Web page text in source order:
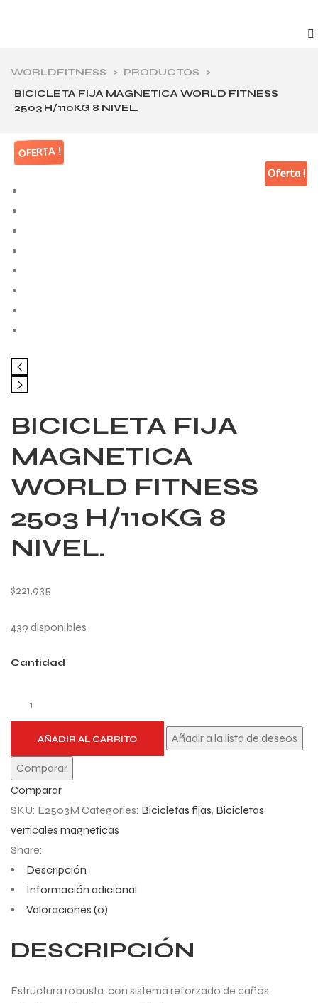
WORLDFITNESS > PRODUCTOS
>
BICICLETA FIJA MAGNETICA WORLD FITNESS
2503 H/110KG 8 NIVEL.
Oferta !
BICICLETA FIJA
MAGNETICA
WORLD FITNESS
2503 H/110KG 8
NIVEL.
$221,935
439 disponibles
Cantidad
AÑADIR AL CARRITO Añadir a la lista de deseos
Comparar
Comparar
SKU: E2503M Categories: Bicicletas fijas, Bicicletas
verticales magneticas
Share:
Descripción
Información adicional
Valoraciones (0)
DESCRIPCIÓN
Estructura robusta. con sistema reforzado de caños
OFERTA !
OFERTA !
OFERTA !
OFERTA !